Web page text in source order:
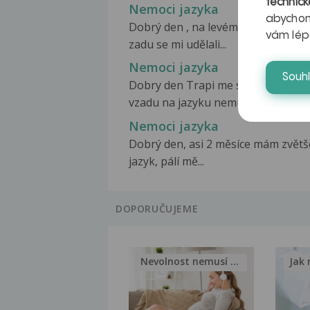
Nemoci jazyka
Dobrý den , na levém boku jazyka v
zadu se mi udělali...
Nemoci jazyka
Dobry den Trapi me silne paleni
vzadu na jazyku nemuzu...
Nemoci jazyka
Dobrý den, asi 2 měsíce mám
jazyk, pálí mě...
DOPORUČUJEME
Nevolnost nemusí být nutnou... Jak
vám